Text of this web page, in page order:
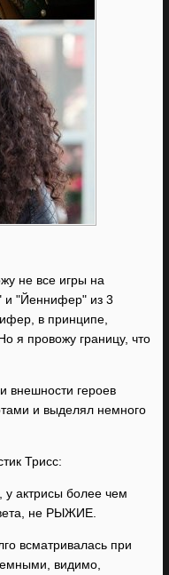
не все игры на
и "Йеннифер" из 3
в принципе,
я провожу границу, что
внешности героев
и выделял немного
Трисс:
у актрисы более чем
не РЫЖИЕ.
всматривалась при
видимо,